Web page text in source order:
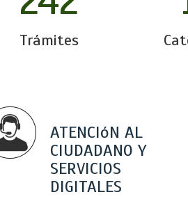
Trámites
ATENCIóN AL
CIUDADANO Y
SERVICIOS
DIGITALES